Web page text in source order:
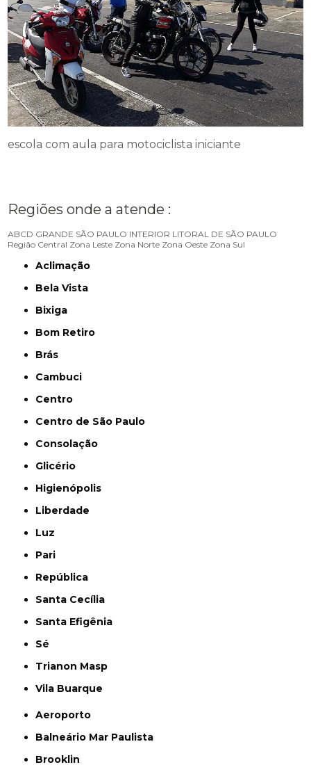
escola com aula para motociclista iniciante
Regiões onde a atende :
ABCD GRANDE SÃO PAULO INTERIOR LITORAL DE SÃO PAULO
Região Central Zona Leste Zona Norte Zona Oeste Zona Sul
Aclimação
Bela Vista
Bixiga
Bom Retiro
Brás
Cambuci
Centro
Centro de São Paulo
Consolação
Glicério
Higienópolis
Liberdade
Luz
Pari
República
Santa Cecília
Santa Efigênia
Sé
Trianon Masp
Vila Buarque
Aeroporto
Balneário Mar Paulista
Brooklin